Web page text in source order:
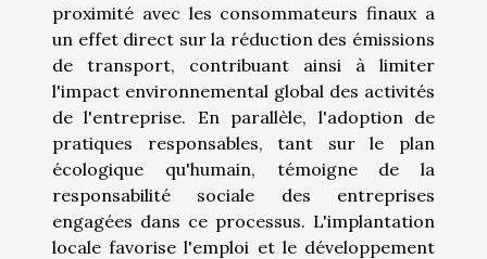
proximité avec les consommateurs finaux a
un effet direct sur la réduction des émissions
de transport, contribuant ainsi à limiter
l'impact environnemental global des activités
de l'entreprise. En parallèle, l'adoption de
pratiques responsables, tant sur le plan
écologique qu'humain, témoigne de la
responsabilité sociale des entreprises
engagées dans ce processus. L'implantation
locale favorise l'emploi et le développement